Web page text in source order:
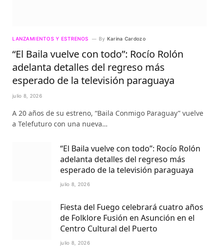
LANZAMIENTOS Y ESTRENOS By Karina Cardozo
“El Baila vuelve con todo”: Rocío Rolón
adelanta detalles del regreso más
esperado de la televisión paraguaya
julio 8, 2026
A 20 años de su estreno, “Baila Conmigo Paraguay” vuelve
a Telefuturo con una nueva…
“El Baila vuelve con todo”: Rocío Rolón
adelanta detalles del regreso más
esperado de la televisión paraguaya
julio 8, 2026
Fiesta del Fuego celebrará cuatro años
de Folklore Fusión en Asunción en el
Centro Cultural del Puerto
julio 8, 2026